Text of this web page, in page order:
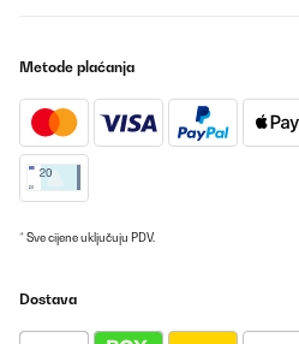
Metode plaćanja
* Sve cijene uključuju PDV.
Dostava